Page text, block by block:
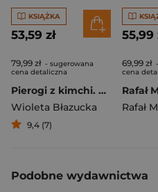
KSIĄŻKA
53,59 zł
79,99 zł - sugerowana
cena detaliczna
Pierogi z kimchi. Moje ulubione azjatyckie przepisy
Wioleta Błazucka
9,4 (7)
55,99
69,99 zł
cena
Rafał
Podobne wydawnictwa